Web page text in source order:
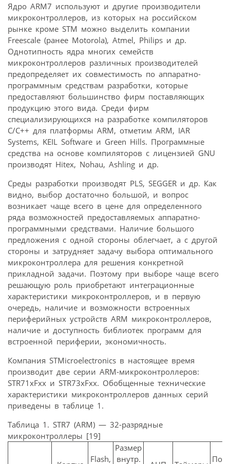
Ядро ARM7 используют и другие производители
микроконтроллеров, из которых на российском
рынке кроме STM можно выделить компании
Freescale (ранее Motorola), Atmel, Philips и др.
Однотипность ядра многих семейств
микроконтроллеров различных производителей
предопределяет их совместимость по аппаратно-
программным средствам разработки, которые
предоставляют большинство фирм поставляющих
продукцию этого вида. Среди фирм
специализирующихся на разработке компиляторов
C/C++ для платформы ARM, отметим ARM, IAR
Systems, KEIL Software и Green Hills. Программные
средства на основе компиляторов с лицензией GNU
производят Hitex, Nohau, Ashling и др.
Среды разработки производят PLS, SEGGER и др. Как
видно, выбор достаточно большой, и вопрос
возникает чаще всего в цене для определенного
ряда возможностей предоставляемых аппаратно-
программными средствами. Наличие большого
предложения с одной стороны облегчает, а с другой
стороны и затрудняет задачу выбора оптимального
микроконтроллера для решения конкретной
прикладной задачи. Поэтому при выборе чаще всего
решающую роль приобретают интеграционные
характеристики микроконтроллеров, и в первую
очередь, наличие и возможности встроенных
периферийных устройств ARM микроконтроллеров,
наличие и доступность библиотек программ для
встроенной периферии, экономичность.
Компания STMicroelectronics в настоящее время
производит две серии ARM-микроконтроллеров:
STR71xFxx и STR73xFxx. Обобщенные технические
характеристики микроконтроллеров данных серий
приведены в таблице 1.
Таблица 1. STR7 (ARM) — 32-разрядные
микроконтроллеры [19]
Flash,
Размер
внутр.